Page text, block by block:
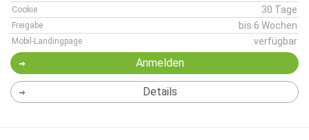
Cookie 30 Tage
Freigabe bis 6 Wochen
Mobil-Landingpage verfügbar
Anmelden
Details